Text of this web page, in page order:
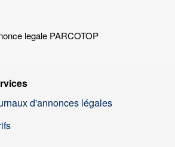
legale PARCOTOP
d'annonces légales